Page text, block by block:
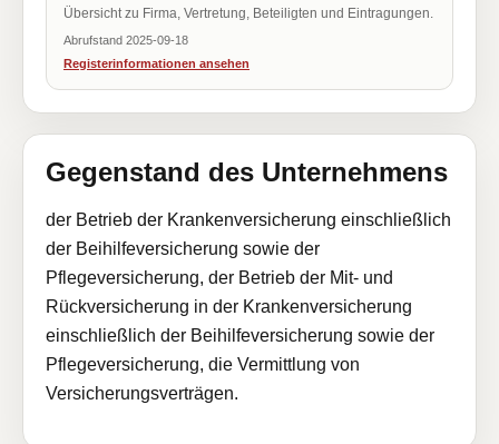
Übersicht zu Firma, Vertretung, Beteiligten und Eintragungen.
Abrufstand 2025-09-18
Registerinformationen ansehen
Gegenstand des Unternehmens
der Betrieb der Krankenversicherung einschließlich
der Beihilfeversicherung sowie der
Pflegeversicherung, der Betrieb der Mit- und
Rückversicherung in der Krankenversicherung
einschließlich der Beihilfeversicherung sowie der
Pflegeversicherung, die Vermittlung von
Versicherungsverträgen.